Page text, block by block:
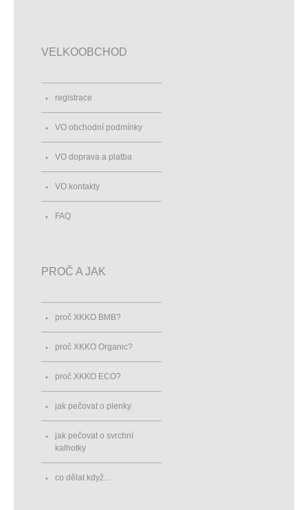
VELKOOBCHOD
registrace
VO obchodní podmínky
VO doprava a platba
VO kontakty
FAQ
PROČ A JAK
proč XKKO BMB?
proč XKKO Organic?
proč XKKO ECO?
jak pečovat o plenky
jak pečovat o svrchní
kalhotky
co dělat když...